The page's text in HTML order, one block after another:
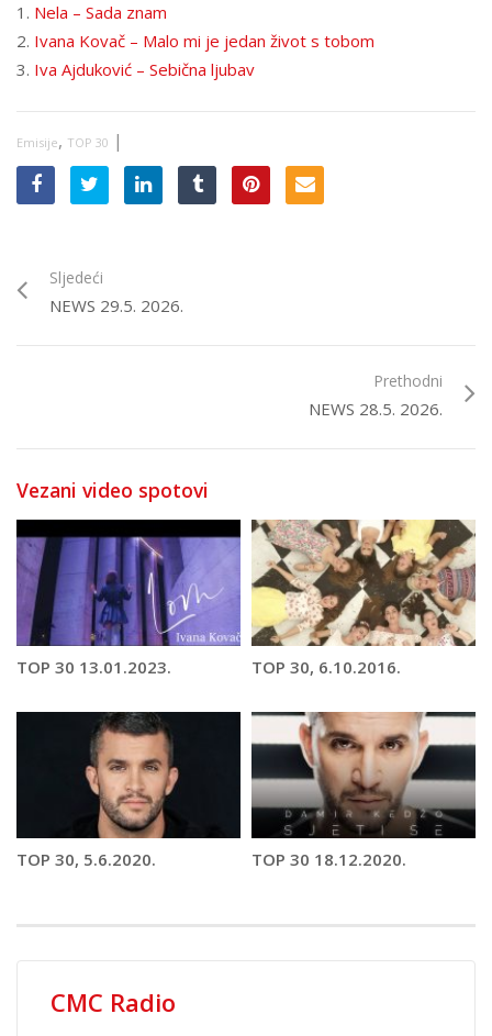
1. Nela – Sada znam
2. Ivana Kovač – Malo mi je jedan život s tobom
3. Iva Ajduković – Sebična ljubav
Emisije, TOP 30 |
Sljedeći
NEWS 29.5. 2026.
Prethodni
NEWS 28.5. 2026.
Vezani video spotovi
TOP 30 13.01.2023. TOP 30, 6.10.2016.
TOP 30, 5.6.2020. TOP 30 18.12.2020.
CMC Radio